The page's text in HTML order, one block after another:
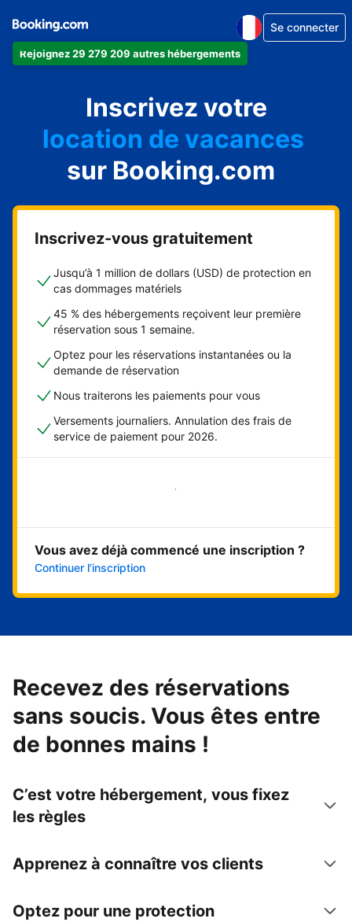
Rejoignez 29 279 209 autres hébergements
Se connecter
Inscrivez votre
appartement
hôtel
location de vacances
auberge de jeunesse
chambre d'hôtes
sur Booking.com
Inscrivez-vous gratuitement
Jusqu’à 1 million de dollars (USD) de protection en
cas dommages matériels
45 % des hébergements reçoivent leur première
réservation sous 1 semaine.
Optez pour les réservations instantanées ou la
demande de réservation
Nous traiterons les paiements pour vous
Versements journaliers. Annulation des frais de
service de paiement pour 2026.
Démarrer maintenant
Vous avez déjà commencé une inscription ?
Continuer l’inscription
Recevez des réservations
sans soucis. Vous êtes entre
de bonnes mains !
C’est votre hébergement, vous fixez
les règles
Apprenez à connaître vos clients
Optez pour une protection